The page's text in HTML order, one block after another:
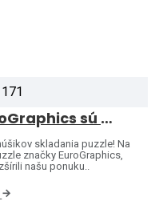
171
Obľúbené puzzle EuroGraphics sú opäť skladom – a ponuku sme rozšírili o ďalšie motívy!
skladania puzzle! Na
značky EuroGraphics,
našu ponuku..